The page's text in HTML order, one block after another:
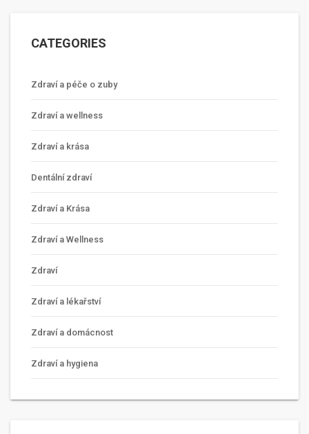
CATEGORIES
Zdraví a péče o zuby
Zdraví a wellness
Zdraví a krása
Dentální zdraví
Zdraví a Krása
Zdraví a Wellness
Zdraví
Zdraví a lékařství
Zdraví a domácnost
Zdraví a hygiena